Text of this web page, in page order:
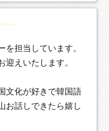
を担当しています。
迎えいたします。
文化が好きで韓国語
お話しできたら嬉し